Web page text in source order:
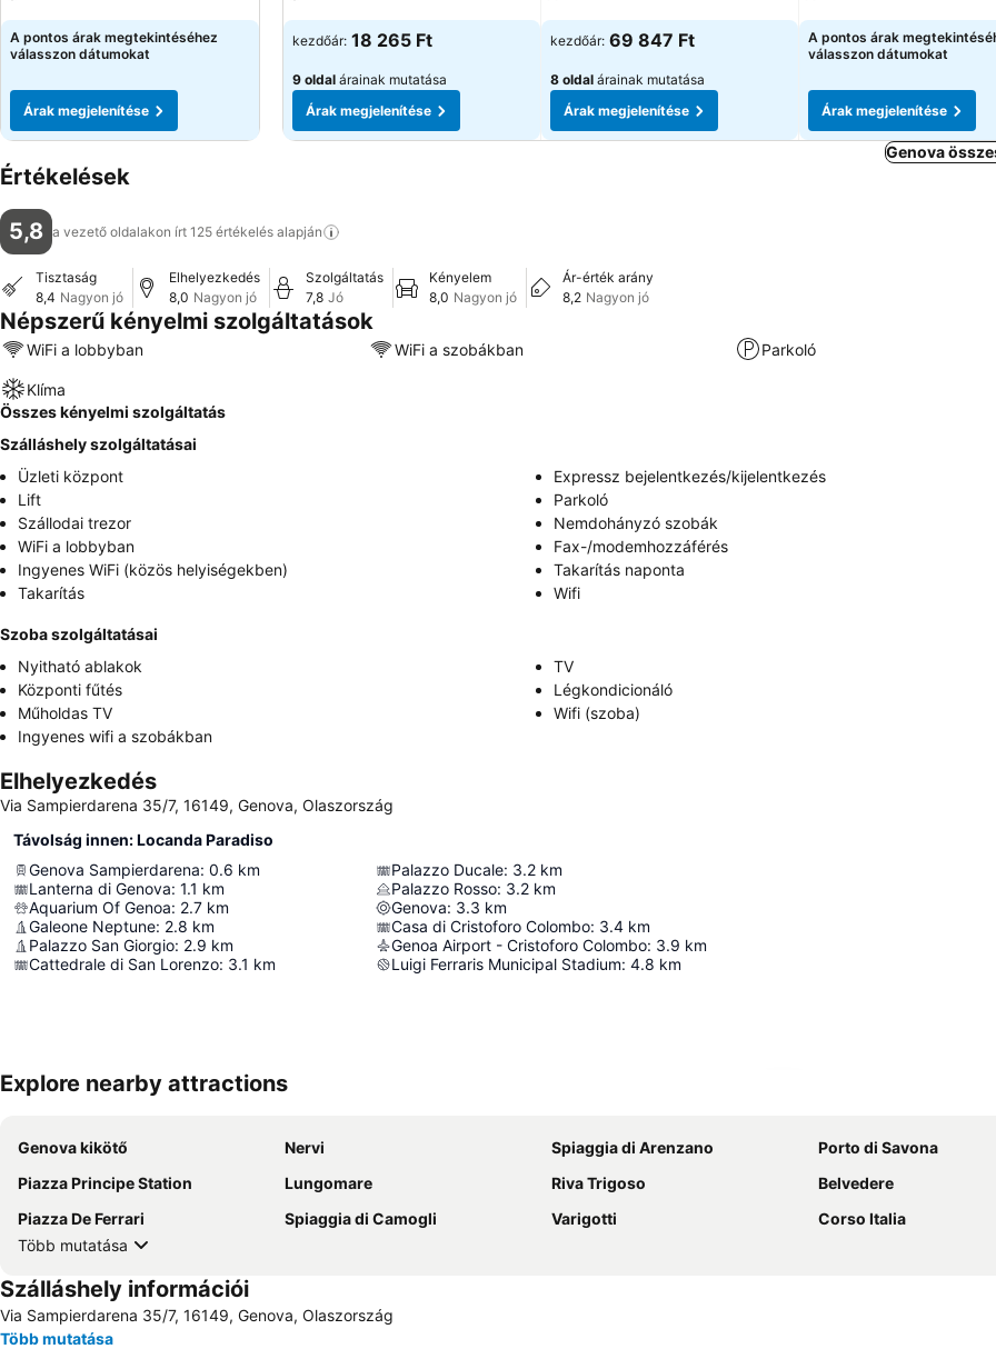
Árak megjelenítése
A pontos árak megtekintéséhez
válasszon dátumokat
Árak megjelenítése
Árak megjelenítése
kezdőár: 18 265 Ft
9 oldal árainak mutatása
Árak megjelenítése
Árak megjelenítése
kezdőár: 69 847 Ft
8 oldal árainak mutatása
Árak megjelenítése
Árak megjelenítése
A pontos árak
válasszon dátumokat
Árak megjelenítése
Genova
Értékelések
5,8 a vezető oldalakon írt 125 értékelés alapján
Tisztaság
8,4 Nagyon jó
Elhelyezkedés
8,0 Nagyon jó
Szolgáltatás
7,8 Jó
Kényelem
8,0 Nagyon jó
Ár-érték arány
8,2 Nagyon jó
Népszerű kényelmi szolgáltatások
WiFi a lobbyban WiFi a szobákban Parkoló
Klíma
Összes kényelmi szolgáltatás
Szálláshely szolgáltatásai
Üzleti központ
Expressz bejelentkezés/kijelentkezés
Lift
Parkoló
Szállodai trezor
Nemdohányzó szobák
WiFi a lobbyban
Fax-/modemhozzáférés
Ingyenes WiFi (közös helyiségekben)
Takarítás naponta
Takarítás
Wifi
Szoba szolgáltatásai
Nyitható ablakok
TV
Központi fűtés
Légkondicionáló
Műholdas TV
Wifi (szoba)
Ingyenes wifi a szobákban
Elhelyezkedés
Via Sampierdarena 35/7, 16149, Genova, Olaszország
Távolság innen: Locanda Paradiso
Genova Sampierdarena: 0.6 km
Lanterna di Genova: 1.1 km
Aquarium Of Genoa: 2.7 km
Galeone Neptune: 2.8 km
Palazzo San Giorgio: 2.9 km
Cattedrale di San Lorenzo: 3.1 km
Palazzo Ducale: 3.2 km
Palazzo Rosso: 3.2 km
Genova: 3.3 km
Casa di Cristoforo Colombo: 3.4 km
Genoa Airport - Cristoforo Colombo: 3.9 km
Luigi Ferraris Municipal Stadium: 4.8 km
Explore nearby attractions
Genova kikötő Nervi Spiaggia di Arenzano
Porto di Savona
Piazza Principe Station
Lungomare Riva Trigoso
Belvedere
Piazza De Ferrari
Spiaggia di Camogli Varigotti
Corso Italia
Több mutatása
Szálláshely információi
Via Sampierdarena 35/7, 16149, Genova, Olaszország
Több mutatása